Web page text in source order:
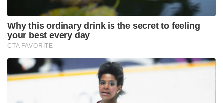
Why this ordinary drink is the secret to feeling
your best every day
CTA FAVORITE